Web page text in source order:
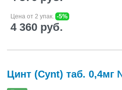
Цена от 2 упак. -5%
4 360 руб.
Цинт (Cynt) таб. 0,4мг